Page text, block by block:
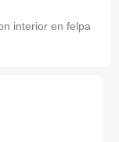
interior en felpa